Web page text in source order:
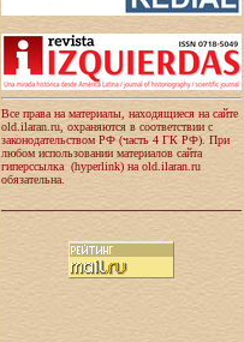
Все права на материалы, находящиеся на сайте
old.ilaran.ru, охраняются в соответствии с
законодательством РФ (часть 4 ГК РФ). При
любом использовании материалов сайта
гиперссылка (hyperlink) на old.ilaran.ru
обязательна.